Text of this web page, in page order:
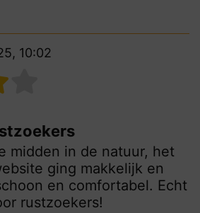
10:02
midden in de natuur, het
ging makkelijk en
en comfortabel. Echt
rustzoekers!